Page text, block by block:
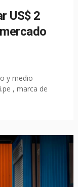
US$ 2
y medio
, marca de